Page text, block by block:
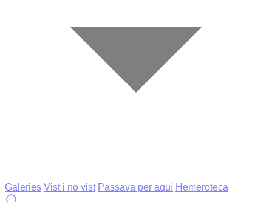
Galeries Vist i no vist Passava per aquí Hemeroteca